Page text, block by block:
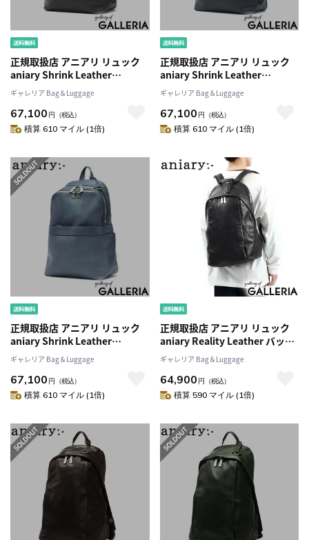
正規取扱店 アニアリ リュック
aniary Shrink Leather
Backpack シュリンクレザー バ
ックパック 通勤 ビジネス 本革
レザー A4 日本製 メンズ レディ
ース 07-05001
ギャレリア Bag＆Luggage
67,100 円 （税込）
積算 610 マイル (1倍)
正規取扱店 アニアリ リュック
aniary Shrink Leather
Backpack シュリンクレザー バ
ックパック 通勤 ビジネス 本革
レザー A4 日本製 メンズ レディ
ース 07-05001
ギャレリア Bag＆Luggage
67,100 円 （税込）
積算 610 マイル (1倍)
正規取扱店 アニアリ リュック
aniary Shrink Leather
Backpack シュリンクレザー バ
ックパック 通勤 ビジネス 本革
レザー A4 日本製 メンズ レディ
ース 07-05001
ギャレリア Bag＆Luggage
67,100 円 （税込）
積算 610 マイル (1倍)
正規取扱店 アニアリ リュック
aniary Reality Leather バック
パック リュックサック デイパ
ック 革 レザー A4 大容量 軽量
シンプル 日本製 メンズ レディ
ース 28-05000
ギャレリア Bag＆Luggage
64,900 円 （税込）
積算 590 マイル (1倍)